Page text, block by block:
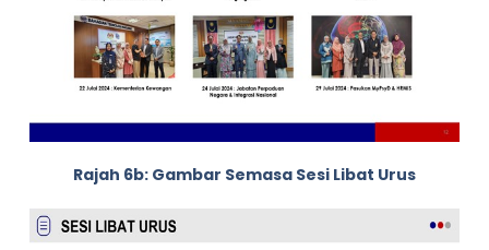
Rajah 6b: Gambar Semasa Sesi Libat Urus